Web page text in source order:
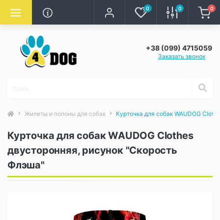
0 0 0
+38 (099) 4715059
Заказать звонок
Жилеты и попоны для собак Курточка для собак WAUDOG
Курточка для собак WAUDOG Clothes
двусторонняя, рисунок "Скорость
Флэша"